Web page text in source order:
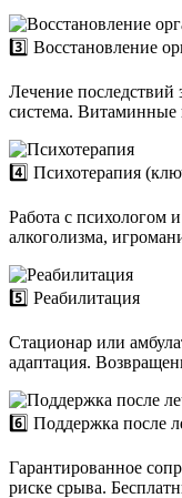
3️⃣ Восстановление
Лечение последствий
система. Витаминные
4️⃣ Психотерапия
Работа с психологом
алкоголизма,
5️⃣ Реабилитация
Стационар или
адаптация.
6️⃣ Поддержка после
Гарантированное
риске срыва.